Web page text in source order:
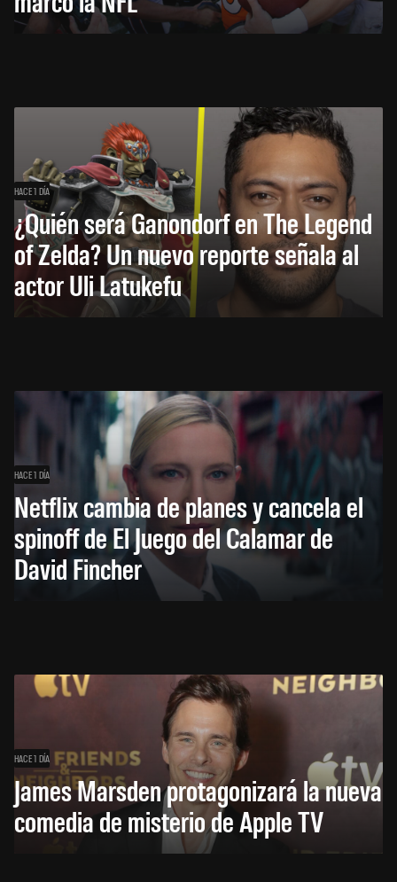
HACE 1 DÍA
¿Quién será Ganondorf en The Legend
of Zelda? Un nuevo reporte señala al
actor Uli Latukefu
HACE 1 DÍA
Netflix cambia de planes y cancela el
spinoff de El Juego del Calamar de
David Fincher
HACE 1 DÍA
James Marsden protagonizará la nueva
comedia de misterio de Apple TV